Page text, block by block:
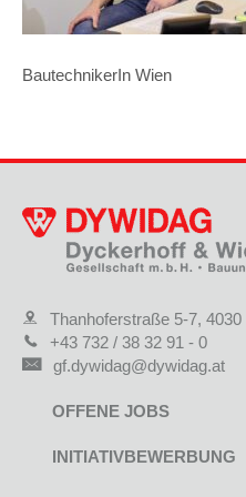
BautechnikerIn Wien
Thanhoferstraße 5-7, 4030
+43 732 / 38 32 91 - 0
gf.dywidag@dywidag.at
OFFENE JOBS
INITIATIVBEWERBUNG